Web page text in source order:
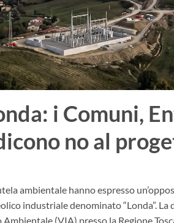
i Comuni,
no al
ambientale hanno espresso
industriale denominato “Londa”. La
(VIA) presso la Regione